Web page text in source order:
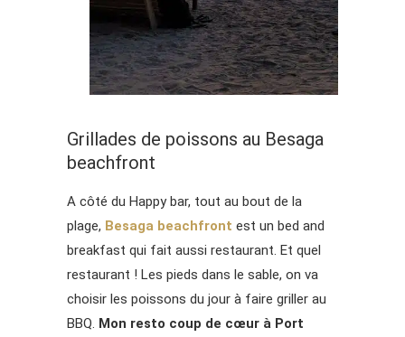
Grillades de poissons au Besaga
beachfront
A côté du Happy bar, tout au bout de la
plage, Besaga beachfront est un bed and
breakfast qui fait aussi restaurant. Et quel
restaurant ! Les pieds dans le sable, on va
choisir les poissons du jour à faire griller au
BBQ. Mon resto coup de cœur à Port